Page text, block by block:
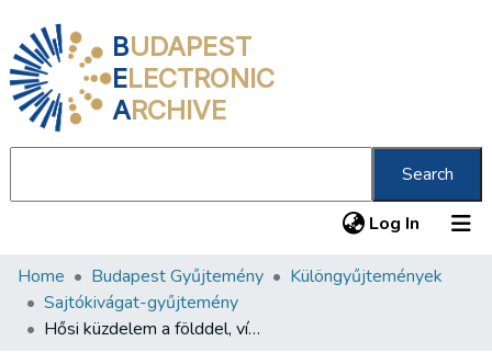
BUDAPEST
ELECTRONIC
ARCHIVE
Search
Log In (current)
Communities & Collections
All of DSpace
Home Budapest Gyűjtemény
Különgyűjtemények
Sajtókivágat-gyűjtemény
Hősi küzdelem a földdel, vízzel az épülő földalatti gyorsvasútért